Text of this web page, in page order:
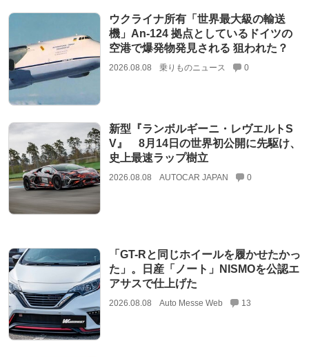
ウクライナ所有「世界最大級の輸送
機」An-124 拠点としているドイツの
空港で爆発物発見される 狙われた？
2026.08.08 乗りものニュース 0
新型『ランボルギーニ・レヴエルトS
V』 8月14日の世界初公開に先駆け、
史上最速ラップ樹立
2026.08.08 AUTOCAR JAPAN 0
「GT-Rと同じホイールを履かせたかっ
た」。日産「ノート」NISMOを公認エ
アサスで仕上げた
2026.08.08 Auto Messe Web 13